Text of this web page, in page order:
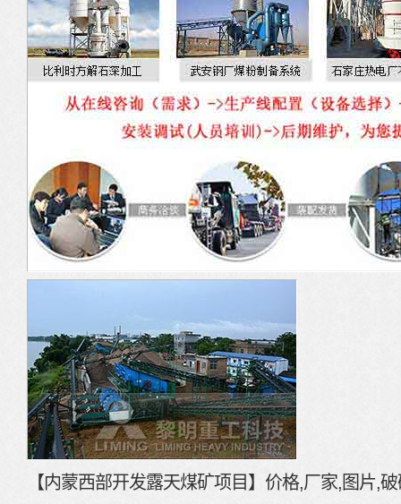
【内蒙西部开发露天煤矿项目】价格,厂家,图片,